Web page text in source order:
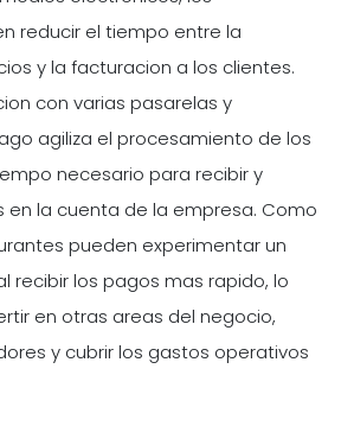
reducir el tiempo entre la
y la facturacion a los clientes.
con varias pasarelas y
agiliza el procesamiento de los
necesario para recibir y
en la cuenta de la empresa. Como
pueden experimentar un
recibir los pagos mas rapido, lo
en otras areas del negocio,
y cubrir los gastos operativos